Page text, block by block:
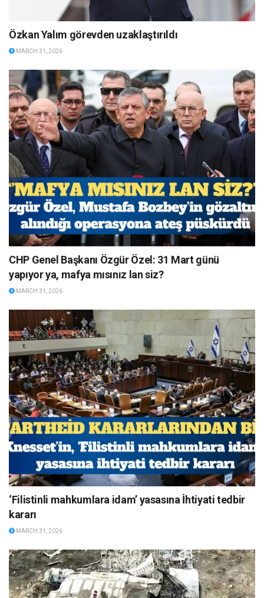
Özkan Yalım görevden uzaklaştırıldı
MARCH 31, 2026
CHP Genel Başkanı Özgür Özel: 31 Mart günü
yapıyor ya, mafya mısınız lan siz?
MARCH 31, 2026
‘Filistinli mahkumlara idam’ yasasına İhtiyati tedbir
kararı
MARCH 31, 2026